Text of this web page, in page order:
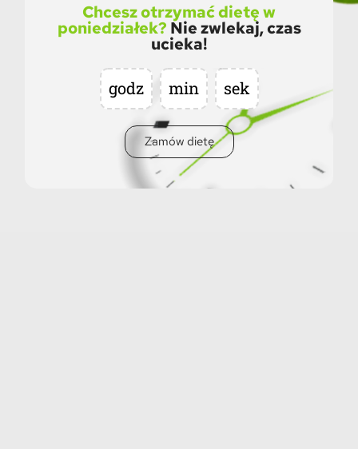
Chcesz otrzymać dietę w
poniedziałek? Nie zwlekaj, czas
ucieka!
godz min sek
Zamów dietę